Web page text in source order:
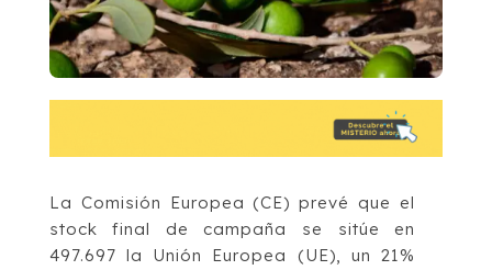
La Comisión Europea (CE) prevé que el
stock final de campaña se sitúe en
497.697 la Unión Europea (UE), un 21%